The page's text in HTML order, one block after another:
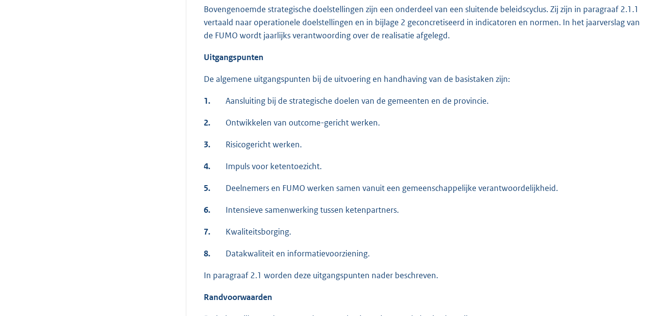
Bovengenoemde strategische doelstellingen zijn een onderdeel van een sluitende beleidscyclus. Zij zijn in paragraaf 2.1.1
vertaald naar operationele doelstellingen en in bijlage 2 geconcretiseerd in indicatoren en normen. In het jaarverslag van
de FUMO wordt jaarlijks verantwoording over de realisatie afgelegd.
Uitgangspunten
De algemene uitgangspunten bij de uitvoering en handhaving van de basistaken zijn:
1. Aansluiting bij de strategische doelen van de gemeenten en de provincie.
2. Ontwikkelen van outcome-gericht werken.
3. Risicogericht werken.
4. Impuls voor ketentoezicht.
5. Deelnemers en FUMO werken samen vanuit een gemeenschappelijke verantwoordelijkheid.
6. Intensieve samenwerking tussen ketenpartners.
7. Kwaliteitsborging.
8. Datakwaliteit en informatievoorziening.
In paragraaf 2.1 worden deze uitgangspunten nader beschreven.
Randvoorwaarden